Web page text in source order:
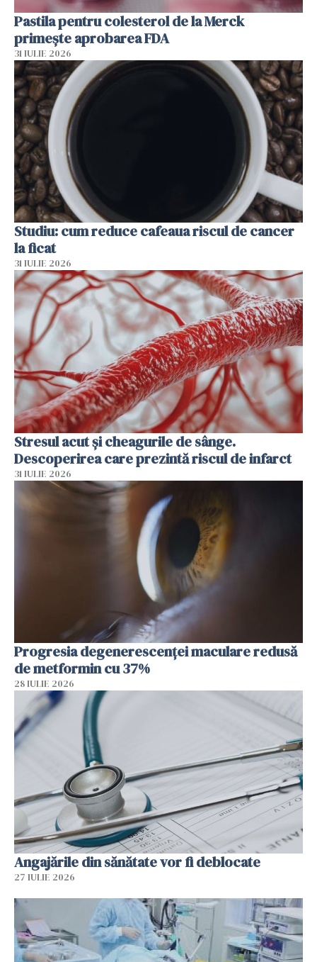
Pastila pentru colesterol de la Merck
primește aprobarea FDA
31 IULIE 2026
Studiu: cum reduce cafeaua riscul de cancer
la ficat
31 IULIE 2026
Stresul acut și cheagurile de sânge.
Descoperirea care prezintă riscul de infarct
31 IULIE 2026
Progresia degenerescenței maculare redusă
de metformin cu 37%
28 IULIE 2026
Angajările din sănătate vor fi deblocate
27 IULIE 2026